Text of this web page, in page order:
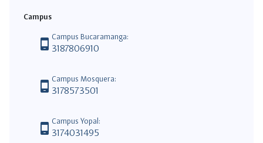
Campus
phone_android Campus Bucaramanga:
3187806910
phone_android Campus Mosquera:
3178573501
phone_android Campus Yopal:
3174031495